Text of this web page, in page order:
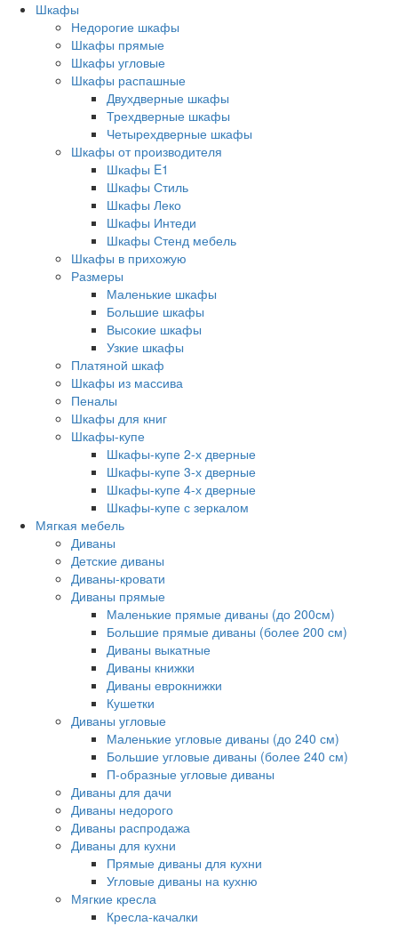
Шкафы
Недорогие шкафы
Шкафы прямые
Шкафы угловые
Шкафы распашные
Двухдверные шкафы
Трехдверные шкафы
Четырехдверные шкафы
Шкафы от производителя
Шкафы E1
Шкафы Стиль
Шкафы Леко
Шкафы Интеди
Шкафы Стенд мебель
Шкафы в прихожую
Размеры
Маленькие шкафы
Большие шкафы
Высокие шкафы
Узкие шкафы
Платяной шкаф
Шкафы из массива
Пеналы
Шкафы для книг
Шкафы-купе
Шкафы-купе 2-х дверные
Шкафы-купе 3-х дверные
Шкафы-купе 4-х дверные
Шкафы-купе с зеркалом
Мягкая мебель
Диваны
Детские диваны
Диваны-кровати
Диваны прямые
Маленькие прямые диваны (до 200см)
Большие прямые диваны (более 200 см)
Диваны выкатные
Диваны книжки
Диваны еврокнижки
Кушетки
Диваны угловые
Маленькие угловые диваны (до 240 см)
Большие угловые диваны (более 240 см)
П-образные угловые диваны
Диваны для дачи
Диваны недорого
Диваны распродажа
Диваны для кухни
Прямые диваны для кухни
Угловые диваны на кухню
Мягкие кресла
Кресла-качалки